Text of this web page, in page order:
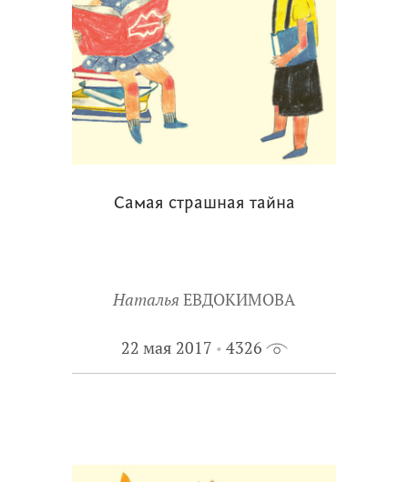
Самая страшная тайна
Наталья ЕВДОКИМОВА
22 мая 2017 4326